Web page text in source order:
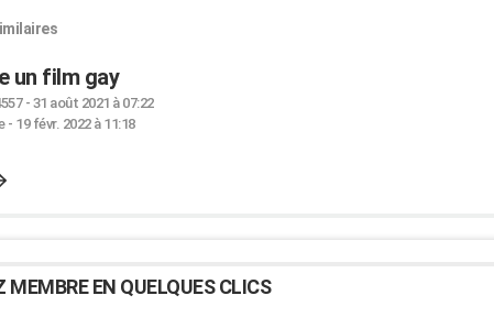
un film gay
- 31 août 2021 à 07:22
- 19 févr. 2022 à 11:18
MEMBRE EN QUELQUES CLICS